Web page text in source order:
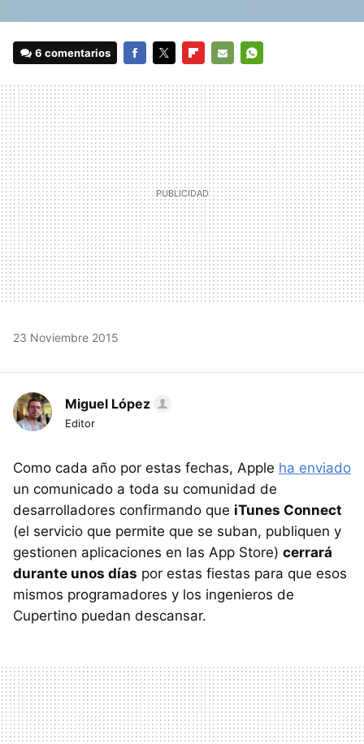
6 comentarios
MAIL
23 Noviembre 2015
Miguel López
Editor
Como cada año por estas fechas, Apple ha enviado
un comunicado a toda su comunidad de
desarrolladores confirmando que iTunes Connect
(el servicio que permite que se suban, publiquen y
gestionen aplicaciones en las App Store) cerrará
durante unos días por estas fiestas para que esos
mismos programadores y los ingenieros de
Cupertino puedan descansar.